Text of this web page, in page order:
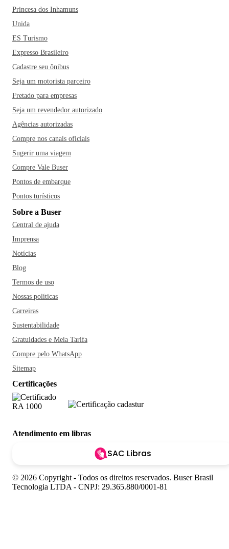
Princesa dos Inhamuns
Unida
ES Turismo
Expresso Brasileiro
Cadastre seu ônibus
Seja um motorista parceiro
Fretado para empresas
Seja um revendedor autorizado
Agências autorizadas
Compre nos canais oficiais
Sugerir uma viagem
Compre Vale Buser
Pontos de embarque
Pontos turísticos
Sobre a Buser
Central de ajuda
Imprensa
Notícias
Blog
Termos de uso
Nossas políticas
Carreiras
Sustentabilidade
Gratuidades e Meia Tarifa
Compre pelo WhatsApp
Sitemap
Certificações
Atendimento em libras
SAC Libras
© 2026 Copyright - Todos os direitos reservados. Buser Brasil
Tecnologia LTDA - CNPJ: 29.365.880/0001-81